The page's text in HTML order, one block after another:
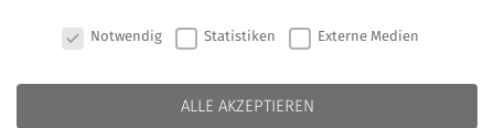
April 2021
(6)
(2)
Notwendig
Statistiken Externe Medien
ALLE AKZEPTIEREN